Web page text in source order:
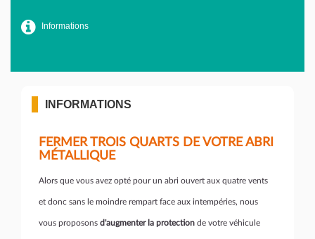
Informations
INFORMATIONS
FERMER TROIS QUARTS DE VOTRE ABRI
MÉTALLIQUE
Alors que vous avez opté pour un abri ouvert aux quatre vents
et donc sans le moindre rempart face aux intempéries, nous
vous proposons d'augmenter la protection de votre véhicule